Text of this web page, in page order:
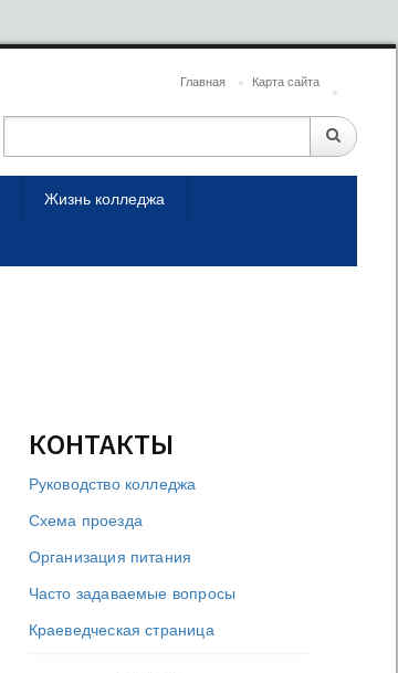
Главная Карта сайта
Жизнь колледжа
КОНТАКТЫ
Руководство колледжа
Схема проезда
Организация питания
Часто задаваемые вопросы
Краеведческая страница